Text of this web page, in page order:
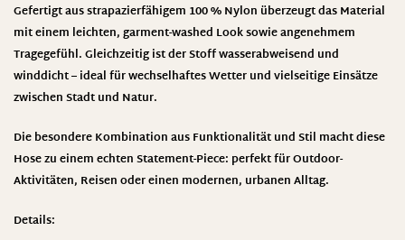
Gefertigt aus strapazierfähigem 100 % Nylon überzeugt das Material
mit einem leichten, garment-washed Look sowie angenehmem
Tragegefühl. Gleichzeitig ist der Stoff wasserabweisend und
winddicht – ideal für wechselhaftes Wetter und vielseitige Einsätze
zwischen Stadt und Natur.
Die besondere Kombination aus Funktionalität und Stil macht diese
Hose zu einem echten Statement-Piece: perfekt für Outdoor-
Aktivitäten, Reisen oder einen modernen, urbanen Alltag.
Details: